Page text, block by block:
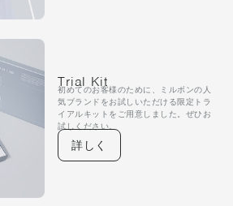
Trial Kit
初めてのお客様のために、ミルボンの人
気ブランドをお試しいただける限定トラ
イアルキットをご用意しました。ぜひお
試しください。
詳しく